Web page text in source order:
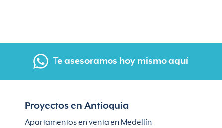
Te asesoramos hoy mismo aquí
Proyectos en Antioquia
Apartamentos en venta en Medellín